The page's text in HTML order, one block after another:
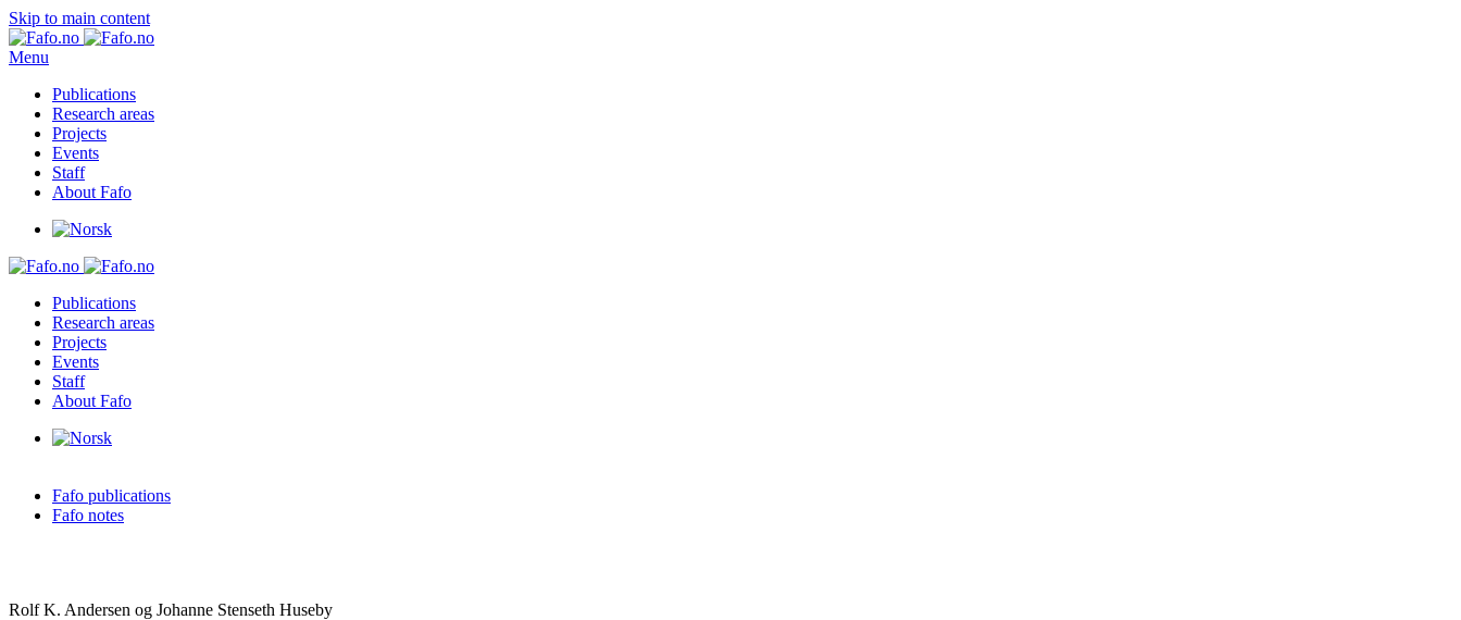
Skip to main content
Menu
Publications
Research areas
Projects
Events
Staff
About Fafo
Publications
Research areas
Projects
Events
Staff
About Fafo
Fafo publications
Fafo notes
Rolf K. Andersen og Johanne Stenseth Huseby